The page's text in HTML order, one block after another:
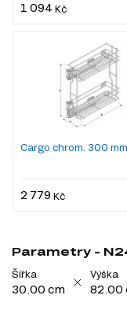
1 094 Kč
Cargo chrom. 300 mm
2 779 Kč
Parametry -
Šířka
30.00 cm
Výška
82.00